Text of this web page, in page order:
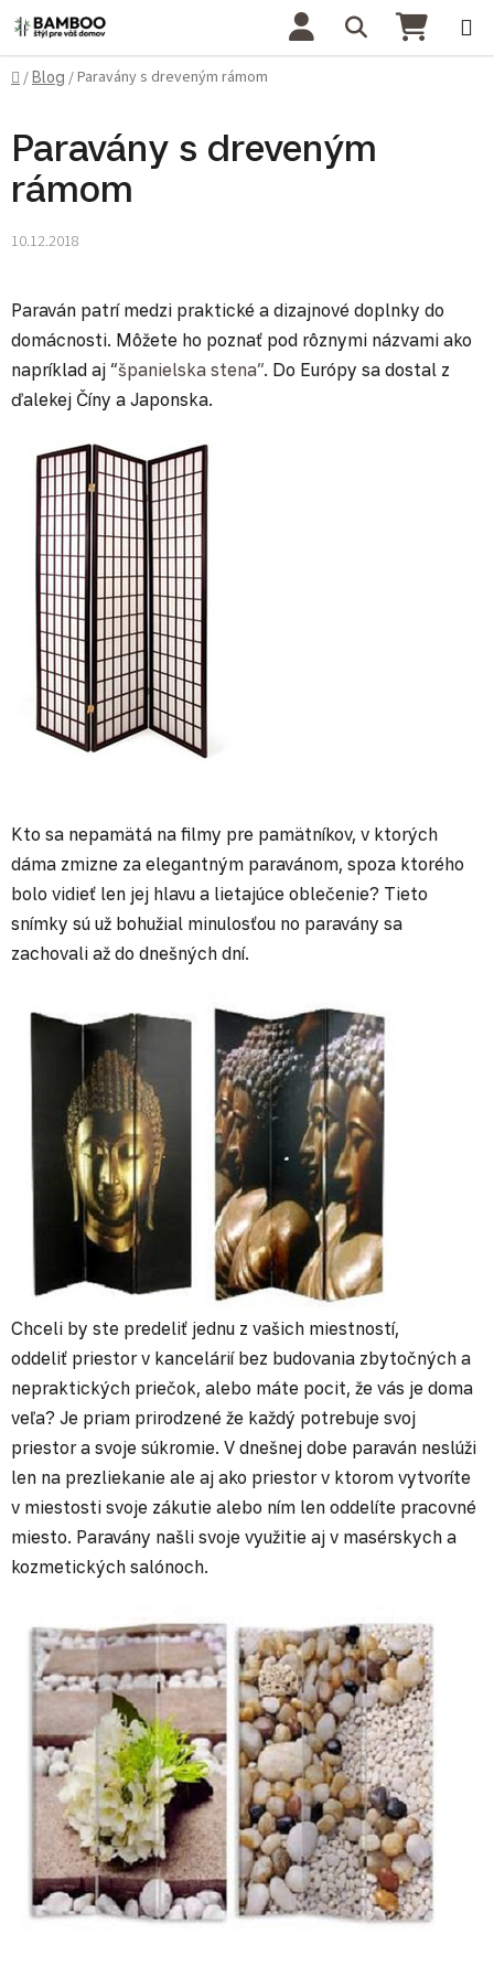
Prejsť na obsah Hľadať
Domov
/Blog /Paravány s dreveným rámom
Paravány s dreveným
rámom
10.12.2018
Paraván patrí medzi praktické a dizajnové doplnky do
domácnosti. Môžete ho poznať pod rôznymi názvami ako
napríklad aj “španielska stena”. Do Európy sa dostal z
ďalekej Číny a Japonska.
Kto sa nepamätá na filmy pre pamätníkov, v ktorých
dáma zmizne za elegantným paravánom, spoza ktorého
bolo vidieť len jej hlavu a lietajúce oblečenie? Tieto
snímky sú už bohužial minulosťou no paravány sa
zachovali až do dnešných dní.
Chceli by ste predeliť jednu z vašich miestností,
oddeliť priestor v kancelárií bez budovania zbytočných a
nepraktických priečok, alebo máte pocit, že vás je doma
veľa? Je priam prirodzené že každý potrebuje svoj
priestor a svoje súkromie. V dnešnej dobe paraván neslúži
len na prezliekanie ale aj ako priestor v ktorom vytvoríte
v miestosti svoje zákutie alebo ním len oddelíte pracovné
miesto. Paravány našli svoje využitie aj v masérskych a
kozmetických salónoch.